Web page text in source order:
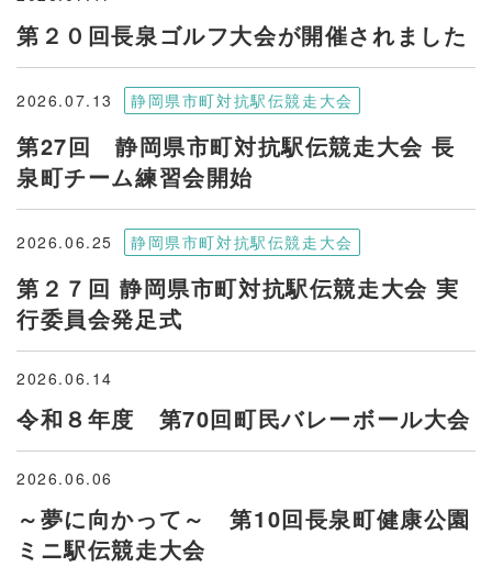
第２０回長泉ゴルフ大会が開催されました
2026.07.13 静岡県市町対抗駅伝競走大会
第27回 静岡県市町対抗駅伝競走大会 長
泉町チーム練習会開始
2026.06.25 静岡県市町対抗駅伝競走大会
第２７回 静岡県市町対抗駅伝競走大会 実
行委員会発足式
2026.06.14
令和８年度 第70回町民バレーボール大会
2026.06.06
～夢に向かって～ 第10回長泉町健康公園
ミニ駅伝競走大会